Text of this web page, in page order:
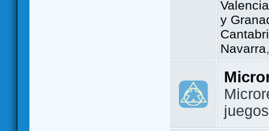
Valencia
y
Navarra